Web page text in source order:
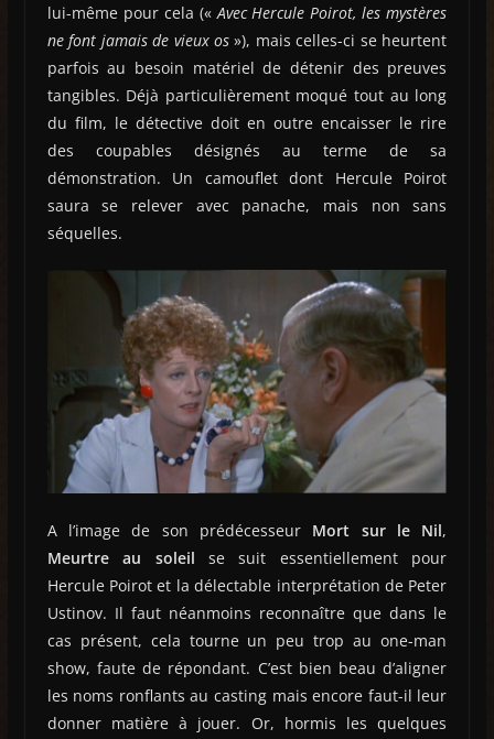
lui-même pour cela (« Avec Hercule Poirot, les mystères
ne font jamais de vieux os »), mais celles-ci se heurtent
parfois au besoin matériel de détenir des preuves
tangibles. Déjà particulièrement moqué tout au long
du film, le détective doit en outre encaisser le rire
des coupables désignés au terme de sa
démonstration. Un camouflet dont Hercule Poirot
saura se relever avec panache, mais non sans
séquelles.
A l’image de son prédécesseur Mort sur le Nil,
Meurtre au soleil se suit essentiellement pour
Hercule Poirot et la délectable interprétation de Peter
Ustinov. Il faut néanmoins reconnaître que dans le
cas présent, cela tourne un peu trop au one-man
show, faute de répondant. C’est bien beau d’aligner
les noms ronflants au casting mais encore faut-il leur
donner matière à jouer. Or, hormis les quelques